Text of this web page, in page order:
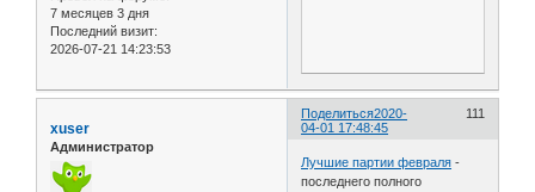
7 месяцев 3 дня
Последний визит:
2026-07-21 14:23:53
Поделиться 111
2020-
04-01 17:48:45
xuser
Администратор
Лучшие партии февраля -
последнего полного